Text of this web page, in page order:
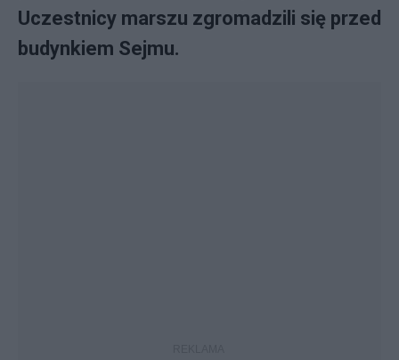
Uczestnicy marszu zgromadzili się przed
budynkiem Sejmu.